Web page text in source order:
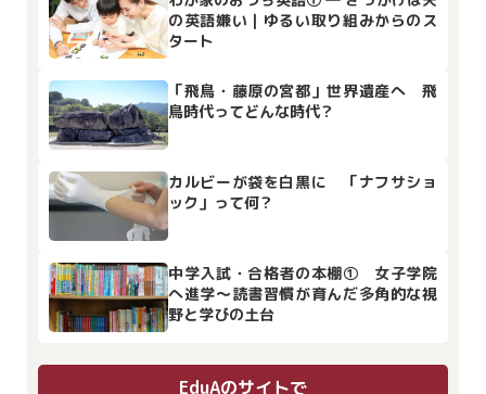
の英語嫌い｜ゆるい取り組みからのス
タート
「飛鳥・藤原の宮都」世界遺産へ 飛
鳥時代ってどんな時代？
カルビーが袋を白黒に 「ナフサショ
ック」って何？
中学入試・合格者の本棚① 女子学院
へ進学～読書習慣が育んだ多角的な視
野と学びの土台
EduAのサイトで